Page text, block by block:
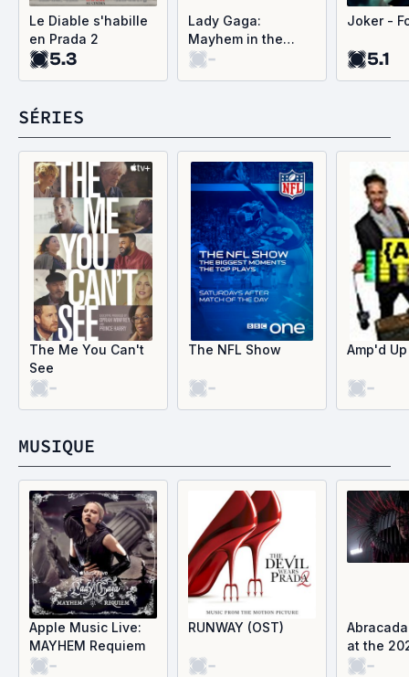
Le Diable s'habille
en Prada 2
5.3
Lady Gaga:
Mayhem in the
Desert - Coachella
-
Joker -
5.1
SÉRIES
The Me You Can't
See
-
The NFL Show
-
Amp'd Up
-
MUSIQUE
Apple Music Live:
MAYHEM Requiem
-
RUNWAY (OST)
-
at the
-